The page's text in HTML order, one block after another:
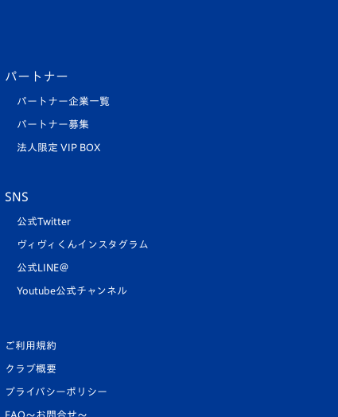
パートナー
パートナー企業一覧
パートナー募集
法人限定 VIP BOX
SNS
公式Twitter
ヴィヴィくんインスタグラム
公式LINE＠
Youtube公式チャンネル
ご利用規約
クラブ概要
プライバシーポリシー
FAQ〜お問合せ〜